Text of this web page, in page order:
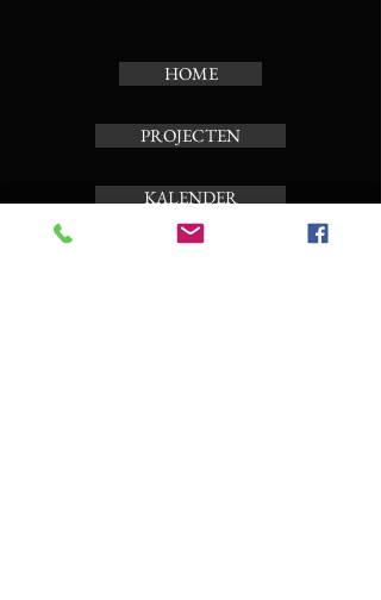
HOME
PROJECTEN
KALENDER